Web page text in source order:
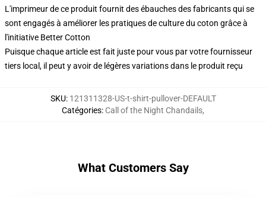
L'imprimeur de ce produit fournit des ébauches des fabricants qui se
sont engagés à améliorer les pratiques de culture du coton grâce à
l'initiative Better Cotton
Puisque chaque article est fait juste pour vous par votre fournisseur
tiers local, il peut y avoir de légères variations dans le produit reçu
SKU: 121311328-US-t-shirt-pullover-DEFAULT
Catégories: Call of the Night Chandails,
What Customers Say